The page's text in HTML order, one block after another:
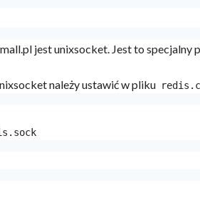
jest unixsocket. Jest to
należy ustawić w pliku